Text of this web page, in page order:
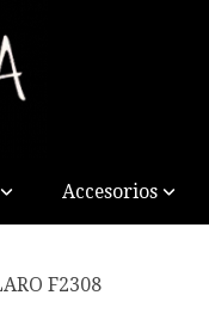
Accesorios
F2308